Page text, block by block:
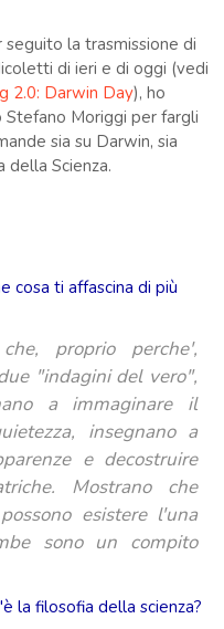
seguito la trasmissione di
di ieri e di oggi (vedi
2.0: Darwin Day), ho
Moriggi per fargli
sia su Darwin, sia
della Scienza.
cosa ti affascina di più
proprio perche',
"indagini del vero",
a immaginare il
insegnano a
e decostruire
Mostrano che
esistere l'una
sono un compito
la filosofia della scienza?